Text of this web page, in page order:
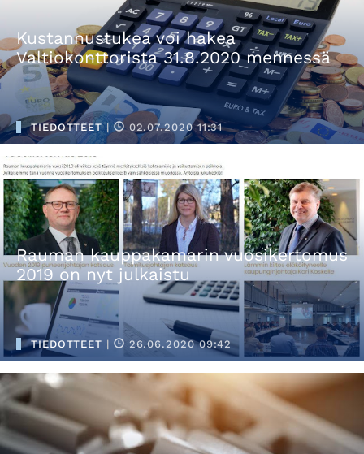
Kustannustukea voi hakea
Valtiokonttorista 31.8.2020 mennessä
TIEDOTTEET| 02.07.2020 11:31
Rauman kauppakamarin vuosikertomus
2019 on nyt julkaistu
TIEDOTTEET | 26.06.2020 09:42